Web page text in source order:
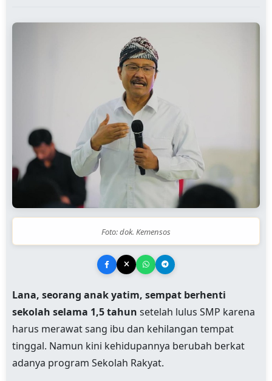
Foto: dok. Kemensos
Lana, seorang anak yatim, sempat berhenti
sekolah selama 1,5 tahun setelah lulus SMP karena
harus merawat sang ibu dan kehilangan tempat
tinggal. Namun kini kehidupannya berubah berkat
adanya program Sekolah Rakyat.